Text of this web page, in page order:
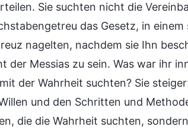
Sie suchten nicht die
das Gesetz, in einem
nagelten, nachdem sie Ihn
Messias zu sein. Was war ihr
der Wahrheit suchten? Sie
und den Schritten und
die die Wahrheit suchten,